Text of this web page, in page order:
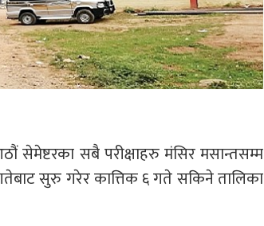
सेमेष्टरका सबै परीक्षाहरु मंसिर मसान्तसम्म
सुरु गरेर कात्तिक ६ गते सकिने तालिका